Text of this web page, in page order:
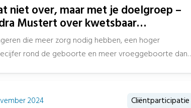
niet over, maar met je doelgroep –
Mustert over kwetsbaar
die meer zorg nodig hebben, een hoger
rond de geboorte en meer vroeggeboorte dan
2024 Cliëntparticipatie